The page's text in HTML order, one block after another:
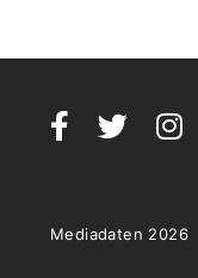
Mediadaten 2026